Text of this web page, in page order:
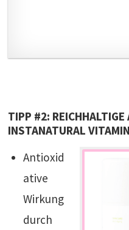
TIPP #2:
INSTANATURAL
Antioxid
ative
Wirkung
durch